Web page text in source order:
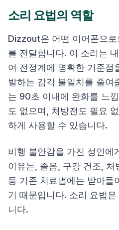
소리 요법의 역할
Dizzout은 어떤 이어폰으
를 전달합니다. 이 소리는
여 전정계에 명확한 기준점
발하는 감각 불일치를 줄여
는 90초 이내에 완화를 느
도 없으며, 처방전도 필요
하게 사용할 수 있습니다.
비행 불안감을 가진 성인에
이유는, 졸음, 구강 건조,
등 기존 치료법에는 받아들
기 때문입니다. 소리 요법
니다.